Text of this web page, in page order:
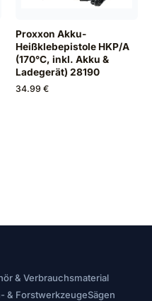
Proxxon Akku-
Heißklebepistole HKP/A
(170°C, inkl. Akku &
Ladegerät) 28190
34.99 €
& Verbrauchsmaterial
& ForstwerkzeugeSägen